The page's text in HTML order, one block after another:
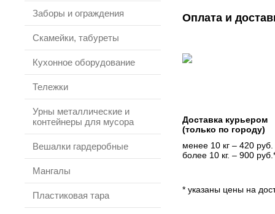
Заборы и ограждения
Скамейки, табуреты
Кухонное оборудование
Тележки
Урны металлические и
контейнеры для мусора
Вешалки гардеробные
Мангалы
Пластиковая тара
Оплата и
Доставка курьером
(только по городу)
менее 10 кг – 420 руб.
более 10 кг. – 900
* указаны цены на